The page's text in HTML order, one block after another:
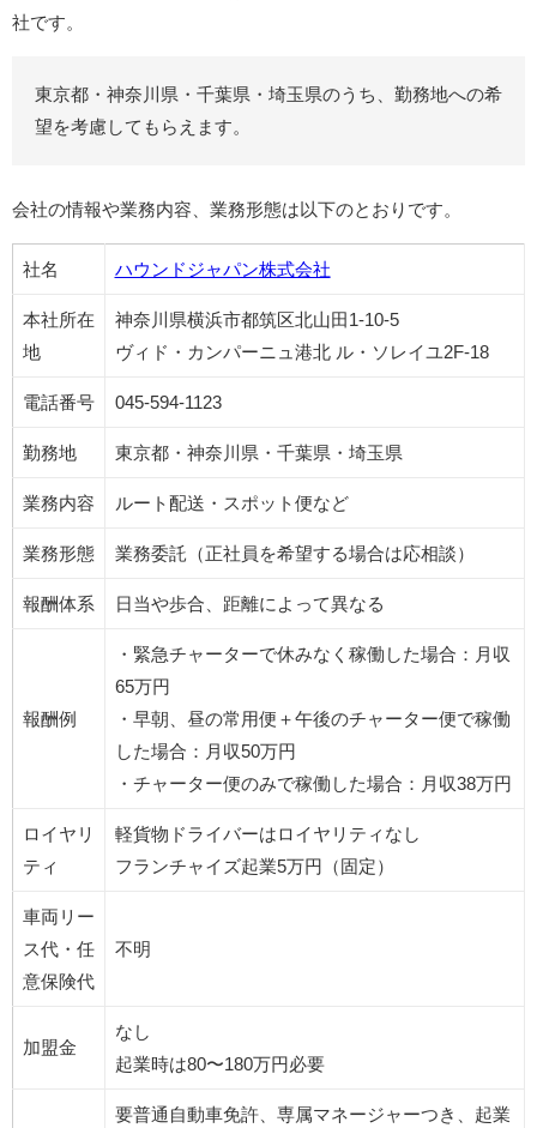
社です。
東京都・神奈川県・千葉県・埼玉県のうち、勤務地への希
望を考慮してもらえます。
会社の情報や業務内容、業務形態は以下のとおりです。
社名 ハウンドジャパン株式会社
本社所在
地
神奈川県横浜市都筑区北山田1-10-5
ヴィド・カンパーニュ港北 ル・ソレイユ2F-18
電話番号 045-594-1123
勤務地 東京都・神奈川県・千葉県・埼玉県
業務内容 ルート配送・スポット便など
業務形態 業務委託（正社員を希望する場合は応相談）
報酬体系 日当や歩合、距離によって異なる
報酬例
・緊急チャーターで休みなく稼働した場合：月収
65万円
・早朝、昼の常用便＋午後のチャーター便で稼働
した場合：月収50万円
・チャーター便のみで稼働した場合：月収38万円
ロイヤリ
ティ
軽貨物ドライバーはロイヤリティなし
フランチャイズ起業5万円（固定）
車両リー
ス代・任
意保険代
不明
加盟金
なし
起業時は80〜180万円必要
要普通自動車免許、専属マネージャーつき、起業